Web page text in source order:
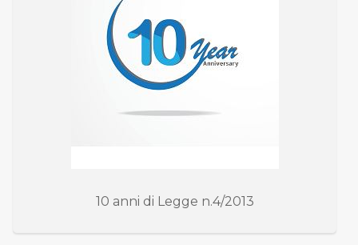
10 anni di Legge n.4/2013